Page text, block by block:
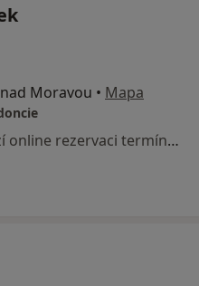
Moravou • Mapa
Tento specialista nenabízí online rezervaci termínu na této adrese.